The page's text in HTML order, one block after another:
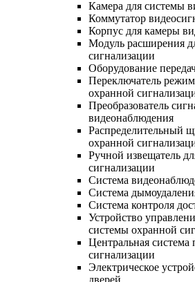
Камера для системы
Коммутатор
Корпус для камеры
Модуль расширения
сигнализации
Оборудование
Переключатель
охранной
Преобразователь
видеонаблюдения
Распределительный
охранной
Ручной извещатель
сигнализации
Система
Система
Система контроля
Устройство
системы охранной
Центральная система
сигнализации
Электрическое
дверей